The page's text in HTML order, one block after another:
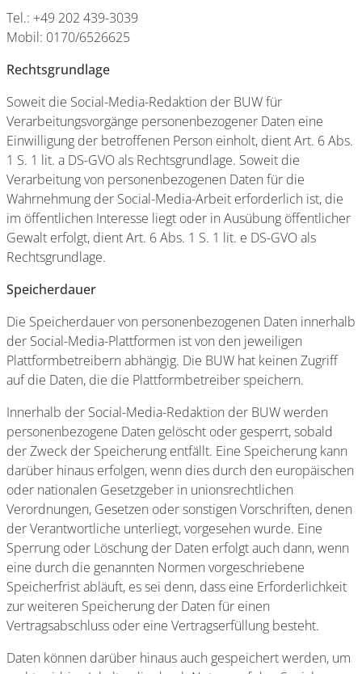
Tel.: +49 202 439-3039
Mobil: 0170/6526625
Rechtsgrundlage
Soweit die Social-Media-Redaktion der BUW für
Verarbeitungsvorgänge personenbezogener Daten eine
Einwilligung der betroffenen Person einholt, dient Art. 6 Abs.
1 S. 1 lit. a DS-GVO als Rechtsgrundlage. Soweit die
Verarbeitung von personenbezogenen Daten für die
Wahrnehmung der Social-Media-Arbeit erforderlich ist, die
im öffentlichen Interesse liegt oder in Ausübung öffentlicher
Gewalt erfolgt, dient Art. 6 Abs. 1 S. 1 lit. e DS-GVO als
Rechtsgrundlage.
Speicherdauer
Die Speicherdauer von personenbezogenen Daten innerhalb
der Social-Media-Plattformen ist von den jeweiligen
Plattformbetreibern abhängig. Die BUW hat keinen Zugriff
auf die Daten, die die Plattformbetreiber speichern.
Innerhalb der Social-Media-Redaktion der BUW werden
personenbezogene Daten gelöscht oder gesperrt, sobald
der Zweck der Speicherung entfällt. Eine Speicherung kann
darüber hinaus erfolgen, wenn dies durch den europäischen
oder nationalen Gesetzgeber in unionsrechtlichen
Verordnungen, Gesetzen oder sonstigen Vorschriften, denen
der Verantwortliche unterliegt, vorgesehen wurde. Eine
Sperrung oder Löschung der Daten erfolgt auch dann, wenn
eine durch die genannten Normen vorgeschriebene
Speicherfrist abläuft, es sei denn, dass eine Erforderlichkeit
zur weiteren Speicherung der Daten für einen
Vertragsabschluss oder eine Vertragserfüllung besteht.
Daten können darüber hinaus auch gespeichert werden, um